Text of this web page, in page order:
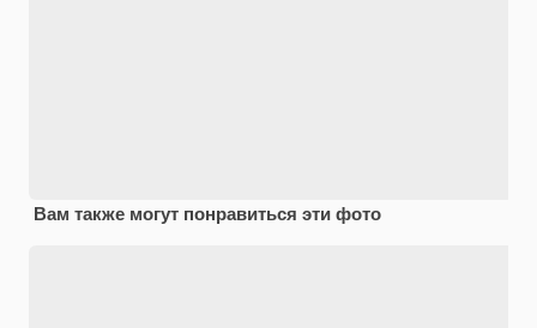
Вам также могут понравиться эти фото